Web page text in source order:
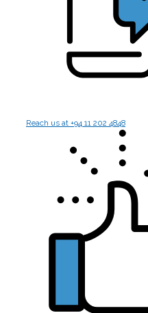
Reach us at +94 11 202 4848